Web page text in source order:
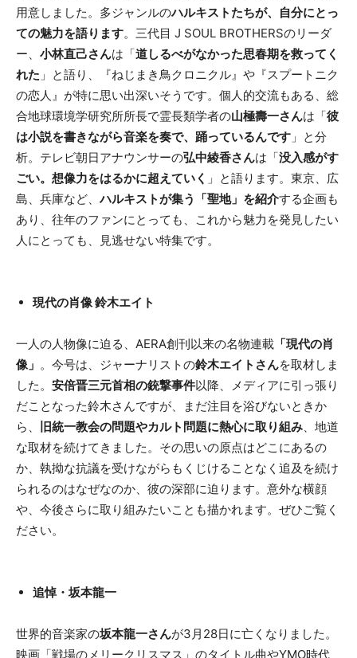
用意しました。多ジャンルのハルキストたちが、自分にとっ
ての魅力を語ります。三代目 J SOUL BROTHERSのリーダ
ー、 小林直己さんは「道しるべがなかった思春期を救ってく
れた 」と語り、『ねじまき鳥クロニクル』や『スプートニク
の恋人』が特に思い出深いそうです。個人的交流もある、総
合地球環境学研究所所長で霊長類学者の山極壽一さんは「彼
は小説を書きながら音楽を奏で、踊っているんです 」と分
析。テレビ朝日アナウンサーの弘中綾香さんは「没入感がす
ごい。想像力をはるかに超えていく 」と語ります。東京、広
島、兵庫など、ハルキストが集う「聖地」を紹介する企画も
あり、往年のファンにとっても、これから魅力を発見したい
人にとっても、見逃せない特集です。
現代の肖像 鈴木エイト
一人の人物像に迫る、AERA創刊以来の名物連載 「現代の肖
像」 。今号は、ジャーナリストの鈴木エイトさんを取材しま
した。 安倍晋三元首相の銃撃事件以降、メディアに引っ張り
だことなった鈴木さんですが、まだ注目を浴びないときか
ら、
旧統一教会の問題やカルト問題に熱心に取り組み 、地道
な取材を続けてきました。その思いの原点はどこにあるの
か、執拗な抗議を受けながらもくじけることなく追及を続け
られるのはなぜなのか、彼の深部に迫ります。意外な横顔
や、今後さらに取り組みたいことも描かれます。ぜひご覧く
ださい。
追悼・坂本龍一
世界的音楽家の坂本龍一さんが3月28日に亡くなりました。
映画「戦場のメリークリスマス」のタイトル曲やYMO時代